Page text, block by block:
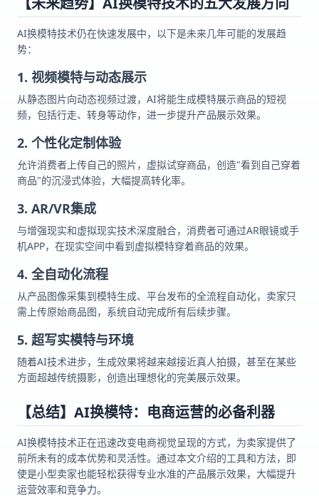
AI换模特技术仍在快速发展中，以下是未来几年可能的发展趋
势：
1. 视频模特与动态展示
从静态图片向动态视频过渡，AI将能生成模特展示商品的短视
频，包括行走、转身等动作，进一步提升产品展示效果。
2. 个性化定制体验
允许消费者上传自己的照片，虚拟试穿商品，创造"看到自己穿着
商品"的沉浸式体验，大幅提高转化率。
3. AR/VR集成
与增强现实和虚拟现实技术深度融合，消费者可通过AR眼镜或手
机APP，在现实空间中看到虚拟模特穿着商品的效果。
4. 全自动化流程
从产品图像采集到模特生成、平台发布的全流程自动化，卖家只
需上传原始商品图，系统自动完成所有后续步骤。
5. 超写实模特与环境
随着AI技术进步，生成效果将越来越接近真人拍摄，甚至在某些
方面超越传统摄影，创造出理想化的完美展示效果。
【总结】AI换模特：电商运营的必备利器
AI换模特技术正在迅速改变电商视觉呈现的方式，为卖家提供了
前所未有的成本优势和灵活性。通过本文介绍的工具和方法，即
使是小型卖家也能轻松获得专业水准的产品展示效果，大幅提升
运营效率和竞争力。